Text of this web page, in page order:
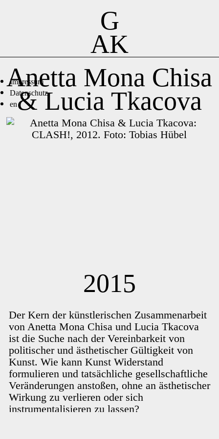
G
AK
Impressum
Datenschutz
en
Anetta Mona Chisa
& Lucia Tkacova
2015
Der Kern der künstlerischen Zusammenarbeit
von Anetta Mona Chisa und Lucia Tkacova
ist die Suche nach der Vereinbarkeit von
politischer und ästhetischer Gültigkeit von
Kunst. Wie kann Kunst Widerstand
formulieren und tatsächliche gesellschaftliche
Veränderungen anstoßen, ohne an ästhetischer
Wirkung zu verlieren oder sich
instrumentalisieren zu lassen?